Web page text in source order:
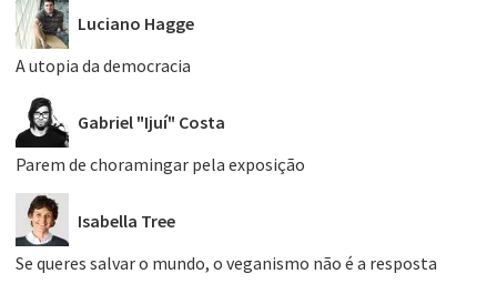
Luciano Hagge
A utopia da democracia
Gabriel "Ijuí" Costa
Parem de choramingar pela exposição
Isabella Tree
Se queres salvar o mundo, o veganismo não é a resposta